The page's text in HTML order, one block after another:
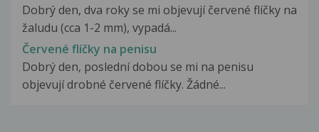
Dobrý den, dva roky se mi objevují červené flíčky na
žaludu (cca 1-2 mm), vypadá...
Červené flíčky na penisu
Dobrý den, poslední dobou se mi na penisu
objevují drobné červené flíčky. Žádné...